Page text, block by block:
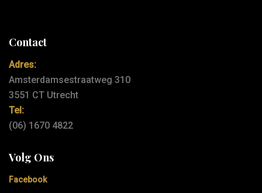
Contact
Adres:
Amsterdamsestraatweg 310
3551 CT Utrecht
Tel:
(06) 1670 4822
Volg Ons
Facebook